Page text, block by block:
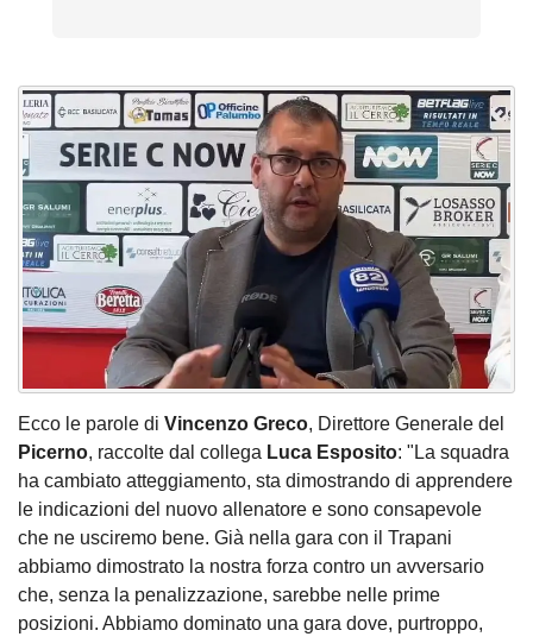
Ecco le parole di Vincenzo Greco, Direttore Generale del
Picerno, raccolte dal collega Luca Esposito: "La squadra
ha cambiato atteggiamento, sta dimostrando di apprendere
le indicazioni del nuovo allenatore e sono consapevole
che ne usciremo bene. Già nella gara con il Trapani
abbiamo dimostrato la nostra forza contro un avversario
che, senza la penalizzazione, sarebbe nelle prime
posizioni. Abbiamo dominato una gara dove, purtroppo,